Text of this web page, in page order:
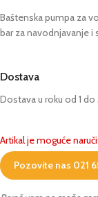
Baštenska pumpa za
bar za navodnjavanje
Dostava
Dostava u roku od 1 do
Artikal je moguće
Pozovite nas 021